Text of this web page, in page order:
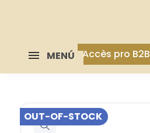
MENÚ Accès pro B2B
OUT-OF-STOCK